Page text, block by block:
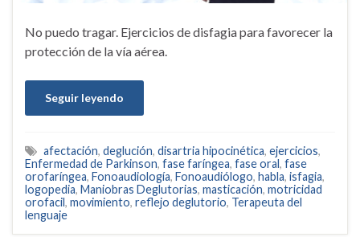
No puedo tragar. Ejercicios de disfagia para favorecer la
protección de la vía aérea.
Seguir leyendo
afectación, deglución, disartria hipocinética, ejercicios,
Enfermedad de Parkinson, fase faríngea, fase oral, fase
orofaríngea, Fonoaudiología, Fonoaudiólogo, habla, isfagia,
logopedia, Maniobras Deglutorias, masticación, motricidad
orofacil, movimiento, reflejo deglutorio, Terapeuta del
lenguaje